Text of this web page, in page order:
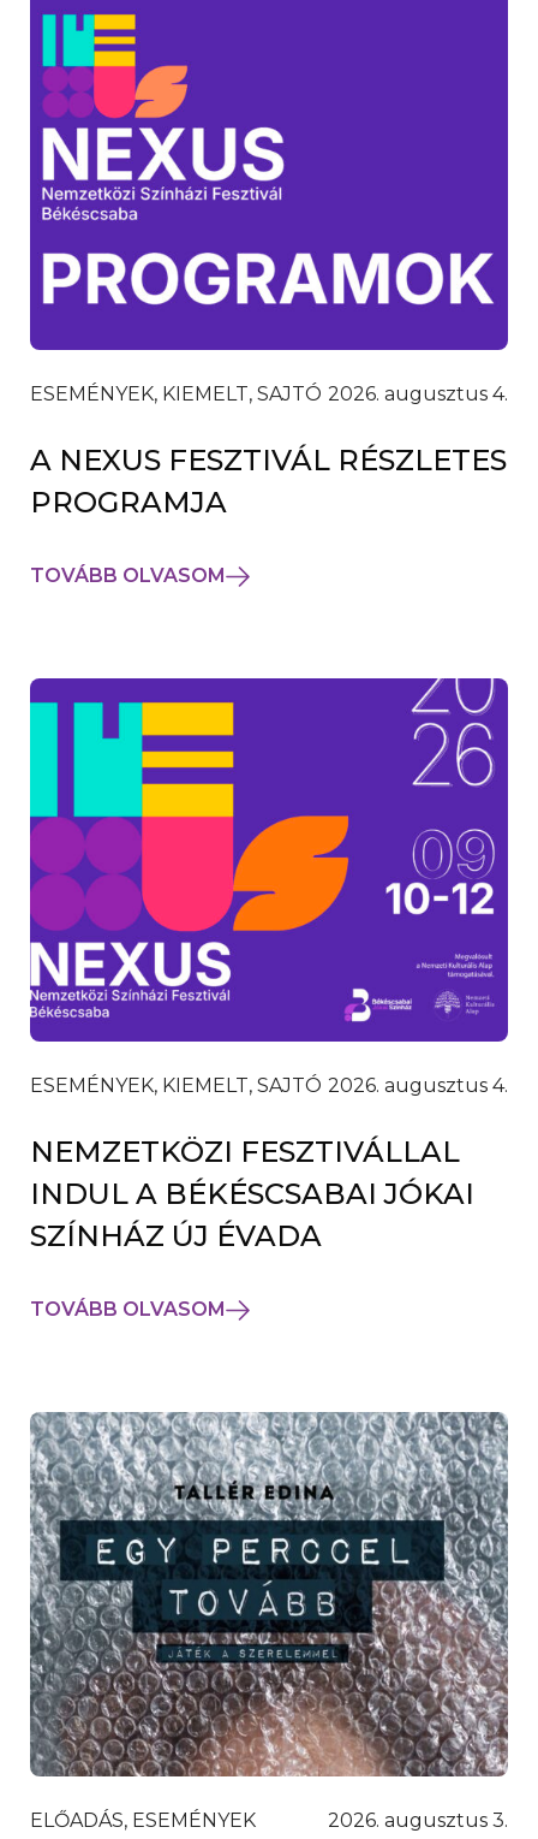
ESEMÉNYEK, KIEMELT, SAJTÓ 2026. augusztus 4.
A NEXUS FESZTIVÁL RÉSZLETES
PROGRAMJA
TOVÁBB OLVASOM
ESEMÉNYEK, KIEMELT, SAJTÓ 2026. augusztus 4.
NEMZETKÖZI FESZTIVÁLLAL
INDUL A BÉKÉSCSABAI JÓKAI
SZÍNHÁZ ÚJ ÉVADA
TOVÁBB OLVASOM
ELŐADÁS, ESEMÉNYEK 2026. augusztus 3.